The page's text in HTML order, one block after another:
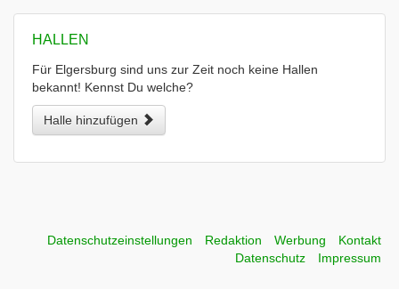
HALLEN
Für Elgersburg sind uns zur Zeit noch keine Hallen
bekannt! Kennst Du welche?
Halle hinzufügen
Datenschutzeinstellungen Redaktion Werbung
Kontakt
Datenschutz
Impressum